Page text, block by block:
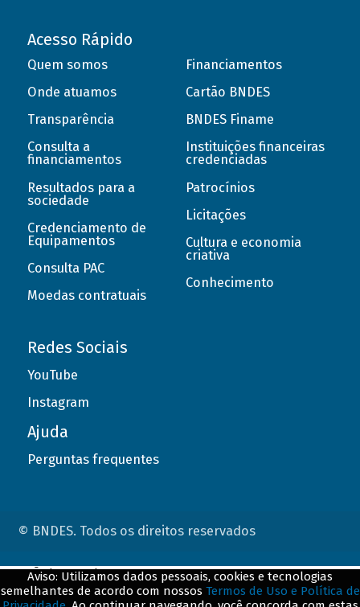
Acesso Rápido
Quem somos
Onde atuamos
Transparência
Consulta a
financiamentos
Resultados para a
sociedade
Credenciamento de
Equipamentos
Consulta PAC
Moedas contratuais
Financiamentos
Cartão BNDES
BNDES Finame
Instituições financeiras
credenciadas
Patrocínios
Licitações
Cultura e economia
criativa
Conhecimento
Redes Sociais
YouTube
Instagram
Ajuda
Perguntas frequentes
© BNDES. Todos os direitos reservados
Aviso: Utilizamos dados pessoais, cookies e tecnologias
semelhantes de acordo com nossos Termos de Uso e Política de
ConteÃºdo complementar
${title}${badge}